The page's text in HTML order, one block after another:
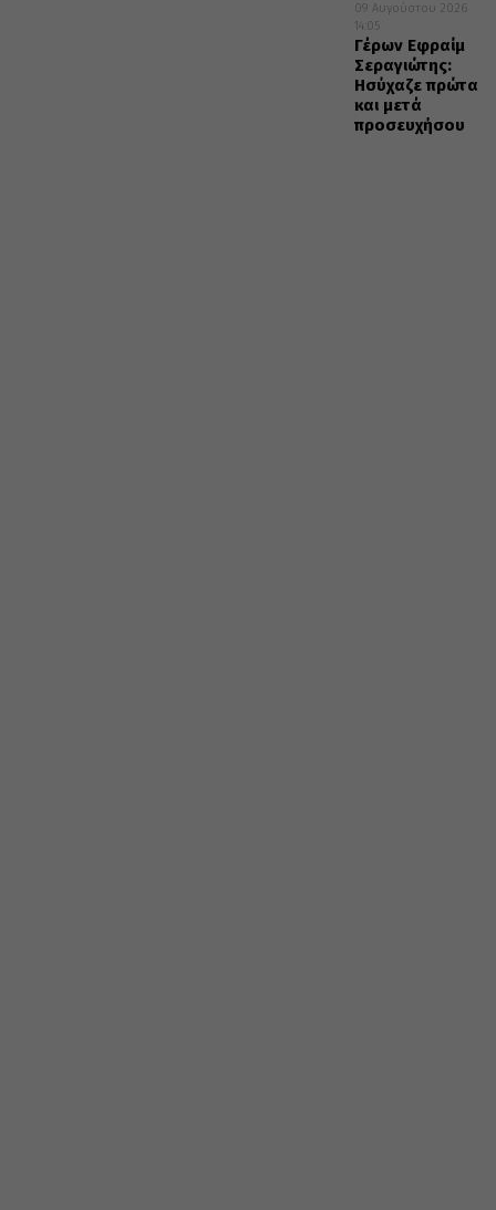
09 Αυγούστου 2026
14:05
Γέρων Εφραίμ
Σεραγιώτης:
Ησύχαζε πρώτα
και μετά
προσευχήσου